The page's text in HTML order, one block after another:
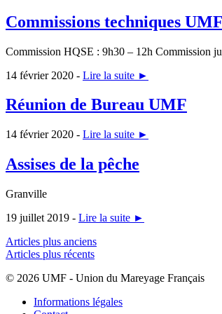
Commissions techniques UMF
Commission HQSE : 9h30 – 12h Commission
14 février 2020 - Lire la suite ►
Réunion de Bureau UMF
14 février 2020 - Lire la suite ►
Assises de la pêche
Granville
19 juillet 2019 - Lire la suite ►
Navigation
des
articles
Articles plus anciens
Articles plus récents
© 2026 UMF - Union du Mareyage Français
Informations légales